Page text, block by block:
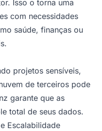
Isso o torna uma
com necessidades
saúde, finanças ou
projetos sensíveis,
de terceiros pode
garante que as
total de seus dados.
Escalabilidade